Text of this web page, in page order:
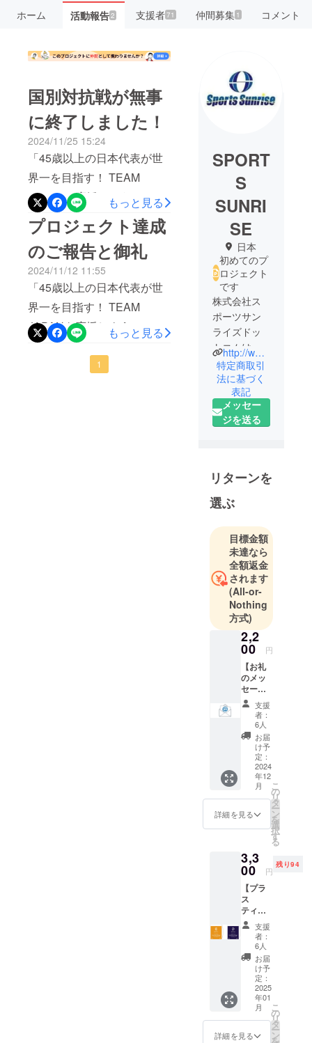
ホーム 活動報告2 支援者71 仲間募集 1 コメント
国別対抗戦が無事
に終了しました！
2024/11/25 15:24
「45歳以上の日本代表が世
界一を目指す！ TEAM
JAPANを応援しよう！」プ
ロジェクトオーナーの
SPORTS SUNRISEです。
無事に国別対抗戦を終える
ことができましたので大会
の結果報告をさせていただ
きます。男子は準優勝！女
子は4位！男女ともに史上初
のメダルを獲得することが
出来ました！男子は23チー
もっと見る
プロジェクト達成
のご報告と御礼
2024/11/12 11:55
「45歳以上の日本代表が世
界一を目指す！ TEAM
JAPANを応援しよう！」プ
ロジェクトオーナーの
SPORTS SUNRISEです。
もっと見る
1
SPORT
S
SUNRI
SE
日本
初めてのプ
ロジェクト
です
株式会社ス
ポーツサン
ライズドッ
トコムは、
ジュニアか
ら一般、ベ
テラン、国
内、国際テ
ニス大会を
しておりま
す。
一般、ベテ
会、ジュニ
ア大会の大
会情報提
供、ランキ
ング情報提
供、 各大会
へのネット
エントリー
サービスを
提供する
ポータルサ
イトJOP
TENNIS.CO
M を開発、
運営してお
http://www.sports-sunrise.com/
特定商取引
法に基づく
表記
メッセー
ジを送る
リターンを
選ぶ
目標金額
未達なら
全額返金
されます
(All-or-
Nothing
方式)
2,2
00 円
【お礼
のメッ
セー
ジ】 お
礼の
メッ
セージ
と今回
の試合
結果を
お手紙
にてお
送りし
ます。
支援
者：
6人
お届
け予
定：
2024
年12
月
詳細を見る
こ
の
リ
タ
ー
ン
を
選
択
す
る
3,3
00 円
残り94
【プラ
ス
ティッ
クバッ
ク】 ITF
World
Team
Individu
Champi
onships
in
Tokyo
支援
者：
6人
お届
け予
定：
2025
年01
月
詳細を見る
こ
の
リ
タ
ー
ン